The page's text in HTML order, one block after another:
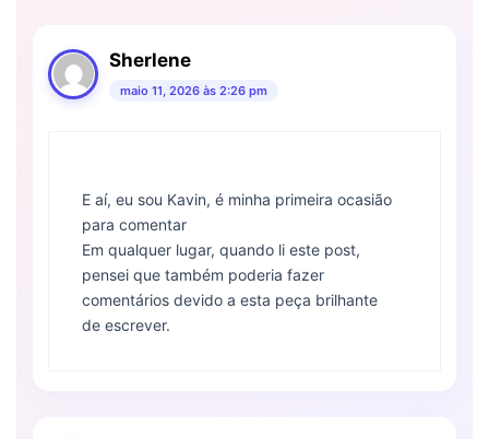
Sherlene
maio 11, 2026 às 2:26 pm
E aí, eu sou Kavin, é minha primeira ocasião
para comentar
Em qualquer lugar, quando li este post,
pensei que também poderia fazer
comentários devido a esta peça brilhante
de escrever.